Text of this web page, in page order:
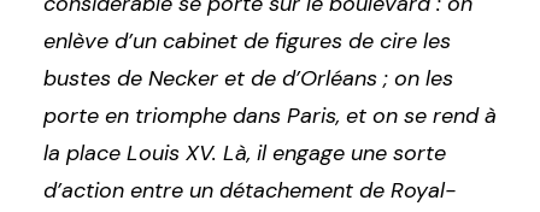
enlève d’un cabinet de figures de cire les
bustes de Necker et de d’Orléans ; on les
porte en triomphe dans Paris, et on se rend à
la place Louis XV. Là, il engage une sorte
d’action entre un détachement de Royal-